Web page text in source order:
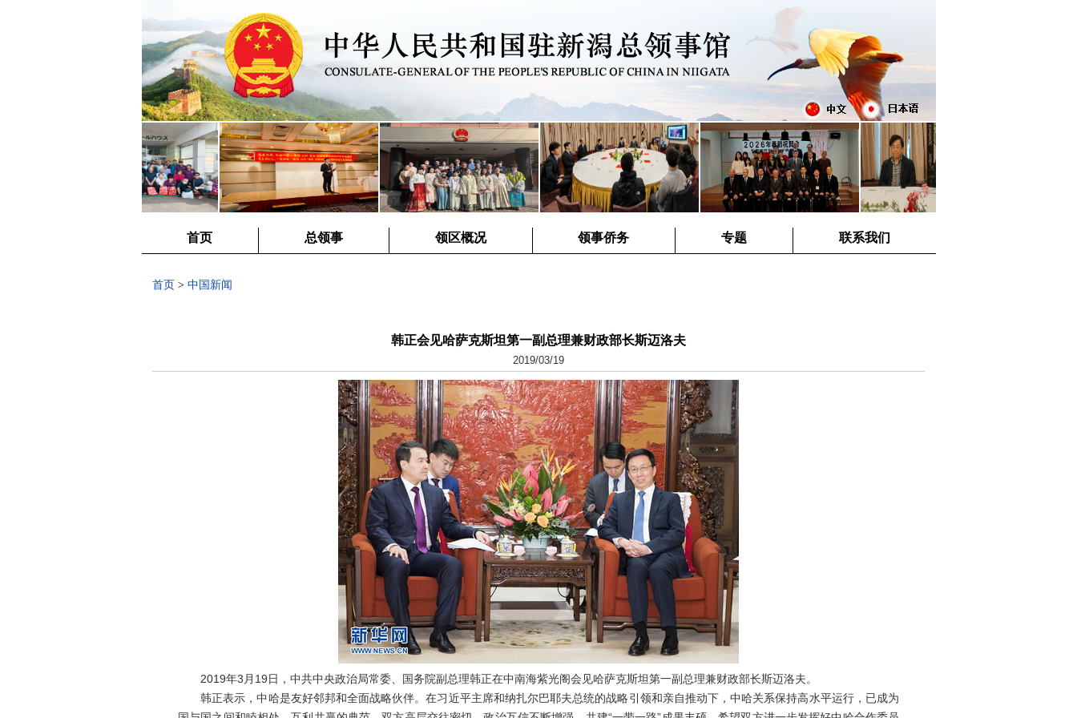
首页 总领事 领区概况 领事侨务 专题 联系我们
首页 > 中国新闻
韩正会见哈萨克斯坦第一副总理兼财政部长斯迈洛夫
2019/03/19
2019年3月19日，中共中央政治局常委、国务院副总理韩正在中南海紫光阁会见哈萨克斯坦第一副总理兼财政部长斯迈洛夫。
韩正表示，中哈是友好邻邦和全面战略伙伴。在习近平主席和纳扎尔巴耶夫总统的战略引领和亲自推动下，中哈关系保持高水平运行，已成为